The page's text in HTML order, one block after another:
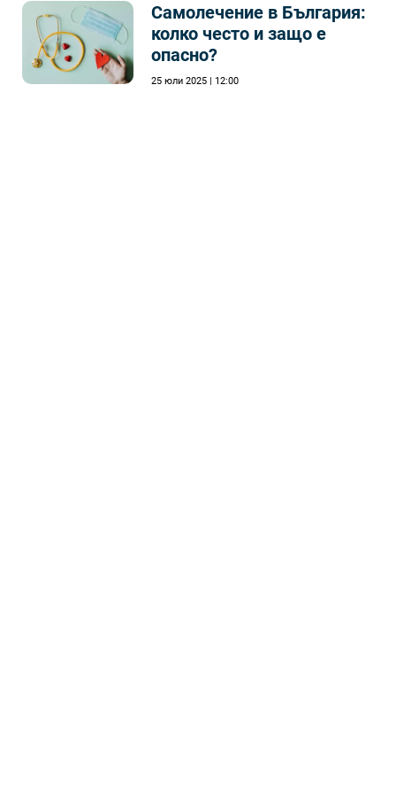
Самолечeние в България:
колко често и защо е
опасно?
25 юли 2025 | 12:00